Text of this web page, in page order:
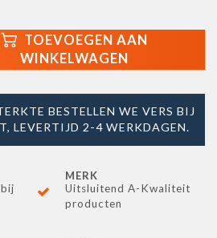
TOEVOEGEN AAN
WINKELWAGEN
BESTELLEN WE VERS BIJ
LEVERTIJD 2-4 WERKDAGEN.
MERK
Uitsluitend A-Kwaliteit
producten